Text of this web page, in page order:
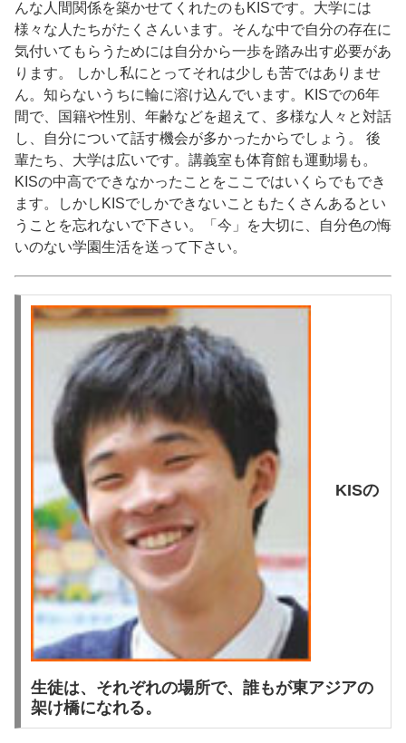
んな人間関係を築かせてくれたのもKISです。大学には
様々な人たちがたくさんいます。そんな中で自分の存在に
気付いてもらうためには自分から一歩を踏み出す必要があ
ります。 しかし私にとってそれは少しも苦ではありませ
ん。知らないうちに輪に溶け込んでいます。KISでの6年
間で、国籍や性別、年齢などを超えて、多様な人々と対話
し、自分について話す機会が多かったからでしょう。 後
輩たち、大学は広いです。講義室も体育館も運動場も。
KISの中高でできなかったことをここではいくらでもでき
ます。しかしKISでしかできないこともたくさんあるとい
うことを忘れないで下さい。「今」を大切に、自分色の悔
いのない学園生活を送って下さい。
KISの
生徒は、それぞれの場所で、誰もが東アジアの
架け橋になれる。